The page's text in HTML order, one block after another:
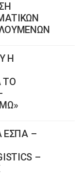
Η
ΤΟ
ΕΣΠΑ –
–